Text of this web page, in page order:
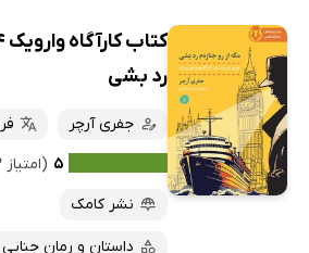
رد بشی
جفری آرچر
۵ (امتیاز ۳ نفر)
نشر کامک
داستان و رمان